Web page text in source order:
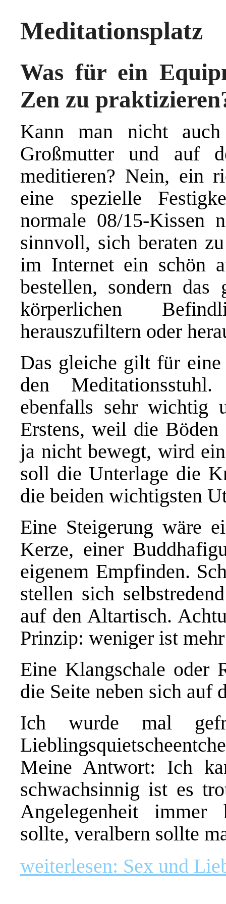
Meditationsplatz
Was für ein
Zen zu
Kann man nicht
Großmutter und auf
meditieren? Nein, ein
eine spezielle
normale 08/15-Kissen
sinnvoll, sich beraten
im Internet ein schön
bestellen, sondern das
körperlichen
herauszufiltern oder
Das gleiche gilt für
den
ebenfalls sehr wichtig
Erstens, weil die
ja nicht bewegt, wird
soll die Unterlage die
die beiden wichtigsten
Eine Steigerung wäre
Kerze, einer
eigenem Empfinden.
stellen sich
auf den Altartisch.
Prinzip: weniger ist
Eine Klangschale oder
die Seite neben sich auf
Ich wurde mal
Meine Antwort: Ich
schwachsinnig ist es
Angelegenheit immer
sollte, veralbern sollte
weiterlesen: Sex und